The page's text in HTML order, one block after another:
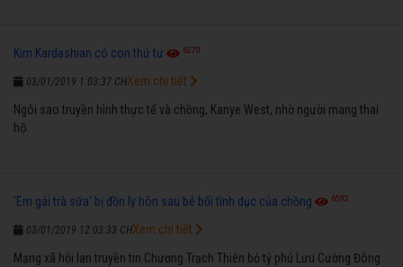
Kim Kardashian có con thứ tư 6270
03/01/2019 1:03:37 CH
Ngôi sao truyền hình thực tế và chồng, Kanye West, nhờ người mang thai
hộ.
Xem chi tiết
'Em gái trà sữa' bị đồn ly hôn sau bê bối tình dục của chồng 6592
03/01/2019 12:03:33 CH
Mạng xã hội lan truyền tin Chương Trạch Thiên bỏ tỷ phú Lưu Cường Đông
Xem chi tiết